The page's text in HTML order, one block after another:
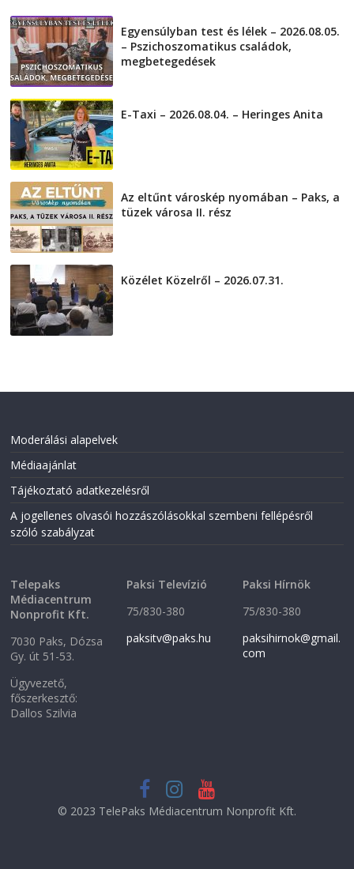
Egyensúlyban test és lélek – 2026.08.05.
– Pszichoszomatikus családok,
megbetegedések
E-Taxi – 2026.08.04. – Heringes Anita
Az eltűnt városkép nyomában – Paks, a
tüzek városa II. rész
Közélet Közelről – 2026.07.31.
Moderálási alapelvek
Médiaajánlat
Tájékoztató adatkezelésről
A jogellenes olvasói hozzászólásokkal szembeni fellépésről
szóló szabályzat
Telepaks
Médiacentrum
Nonprofit Kft.
7030 Paks, Dózsa
Gy. út 51-53.
Ügyvezető,
főszerkesztő:
Dallos Szilvia
Paksi Televízió
75/830-380
paksitv@paks.hu
Paksi Hírnök
75/830-380
paksihirnok@gmail.
com
© 2023 TelePaks Médiacentrum Nonprofit Kft.